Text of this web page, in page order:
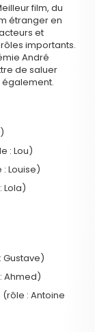
film, du
étranger en
et
importants.
André
de saluer
: Lou)
Louise)
Lola)
Gustave)
Ahmed)
: Antoine